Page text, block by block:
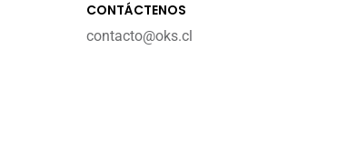
CONTÁCTENOS
contacto@oks.cl